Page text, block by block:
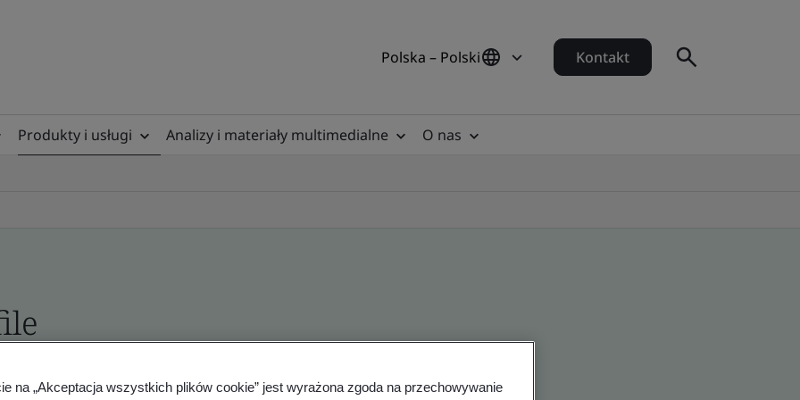
Polska – Polski Kontakt
Produkty i usługi Analizy i materiały multimedialne
O nas
- Validation and Verification
na „Akceptacja wszystkich plików cookie” jest wyrażona zgoda na przechowywanie